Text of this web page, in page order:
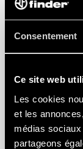
Consentement
Ce site web
Les cookies
et les
médias
partageons